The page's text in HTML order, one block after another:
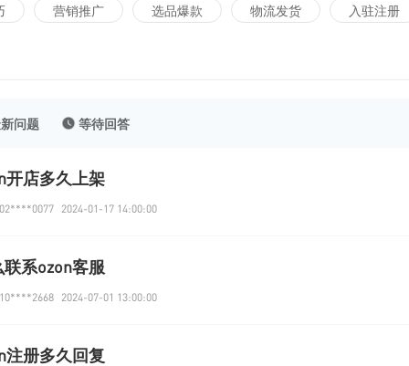
营销推广 选品爆款 物流发货 入驻注册
问题 等待回答
开店多久上架
2024-01-17 14:00:00
联系ozon客服
2024-07-01 13:00:00
注册多久回复